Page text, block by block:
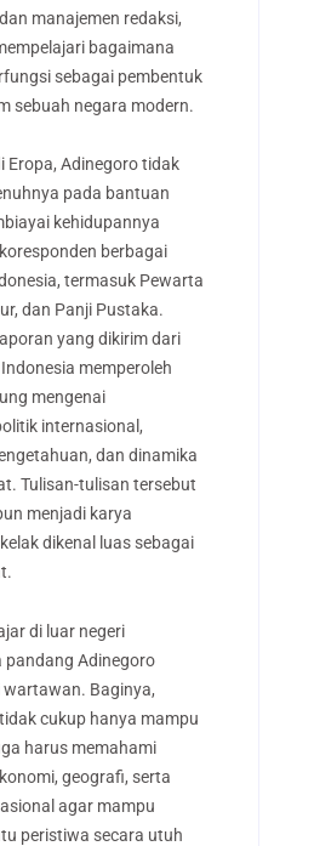
manajemen redaksi,
bagaimana
sebagai pembentuk
sebuah negara modern.
Eropa, Adinegoro tidak
pada bantuan
kehidupannya
berbagai
termasuk Pewarta
dan Panji Pustaka.
yang dikirim dari
memperoleh
mengenai
internasional,
dan dinamika
Tulisan-tulisan tersebut
menjadi karya
dikenal luas sebagai
di luar negeri
pandang Adinegoro
Baginya,
cukup hanya mampu
harus memahami
geografi, serta
agar mampu
peristiwa secara utuh